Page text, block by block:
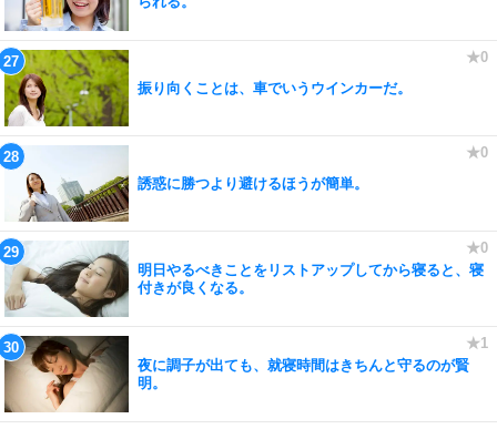
振り向くことは、車でいうウインカーだ。
誘惑に勝つより避けるほうが簡単。
明日やるべきことをリストアップしてから寝ると、寝
付きが良くなる。
夜に調子が出ても、就寝時間はきちんと守るのが賢
明。